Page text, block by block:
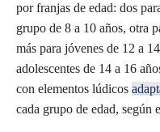
por franjas de edad: dos
grupo de 8 a 10 años, otra
más para jóvenes de 12 a
adolescentes de 14 a 16
con elementos lúdicos
cada grupo de edad, según